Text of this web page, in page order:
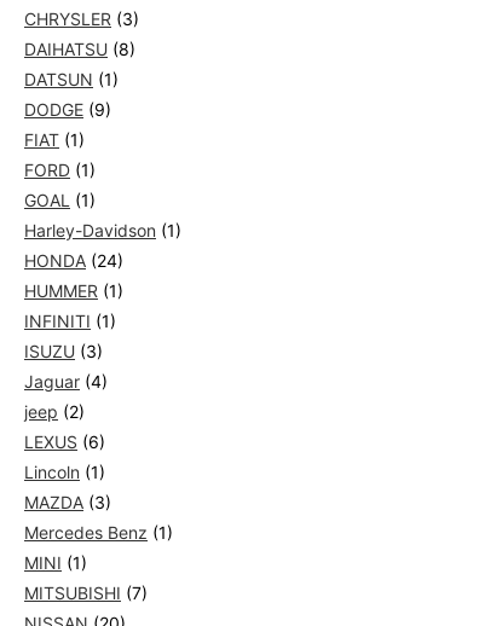
CHRYSLER (3)
DAIHATSU (8)
DATSUN (1)
DODGE (9)
FIAT (1)
FORD (1)
GOAL (1)
Harley-Davidson (1)
HONDA (24)
HUMMER (1)
INFINITI (1)
ISUZU (3)
Jaguar (4)
jeep (2)
LEXUS (6)
Lincoln (1)
MAZDA (3)
Mercedes Benz (1)
MINI (1)
MITSUBISHI (7)